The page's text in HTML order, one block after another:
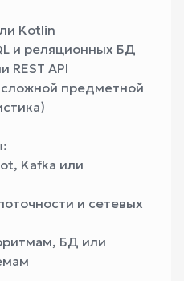
Kotlin
и реляционных БД
REST API
сложной предметной
Kafka или
и сетевых
БД или